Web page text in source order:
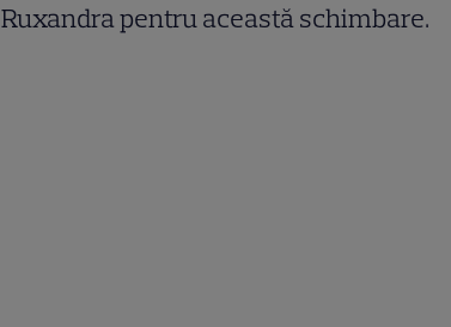
Ruxandra pentru această schimbare.